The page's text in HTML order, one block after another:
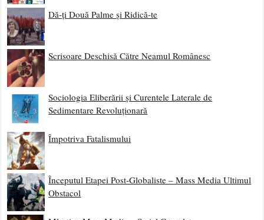
Dă-ți Două Palme și Ridică-te
Scrisoare Deschisă Către Neamul Românesc
Sociologia Eliberării și Curentele Laterale de
Sedimentare Revoluționară
Împotriva Fatalismului
Începutul Etapei Post-Globaliste – Mass Media Ultimul
Obstacol